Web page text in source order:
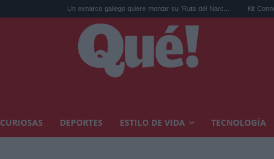
Un exnarco gallego quiere montar su 'Ruta del Narc... Kit Connor será
CURIOSAS DEPORTES ESTILO DE VIDA TECNOLOGÍA